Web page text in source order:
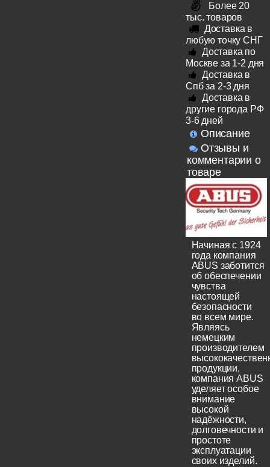
Более 20
тыс. товаров
Доставка в
любую точку СНГ
Доставка по
Москве за 1-2 дня
Доставка в
Спб за 2-3 дня
Доставка в
другие города РФ
3-6 дней
Описание
Отзывы и
комментарии о
товаре
Начиная с 1924
года компания
ABUS заботится
об обеспечении
чувства
настоящей
безопасности
во всем мире.
Являясь
немецким
производителем
продукции,
компания ABUS
уделяет особое
внимание
высокой
надёжности,
долговечности и
простоте
эксплуатации
своих изделий.